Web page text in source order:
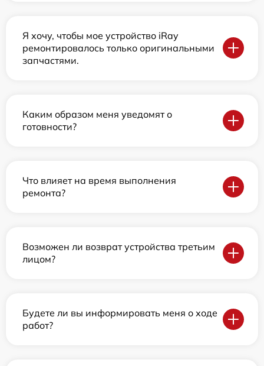
Я хочу, чтобы мое устройство iRay
ремонтировалось только оригинальными
запчастями.
Каким образом меня уведомят о
готовности?
Что влияет на время выполнения
ремонта?
Возможен ли возврат устройства третьим
лицом?
Будете ли вы информировать меня о ходе
работ?